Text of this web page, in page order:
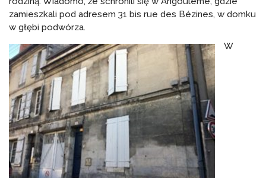
zamieszkali pod adresem 31 bis rue des Bézines, w domku
w głębi podwórza.
W